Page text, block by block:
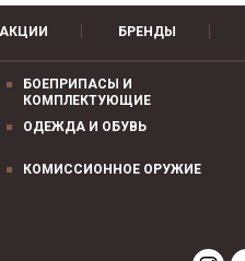
АКЦИИ БРЕНДЫ
БОЕПРИПАСЫ И
КОМПЛЕКТУЮЩИЕ
ОДЕЖДА И ОБУВЬ
КОМИССИОННОЕ ОРУЖИЕ